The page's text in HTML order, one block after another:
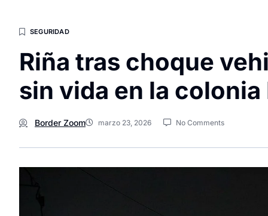
SEGURIDAD
Riña tras choque
sin vida en la colonia
Border Zoom marzo 23, 2026 No Comments